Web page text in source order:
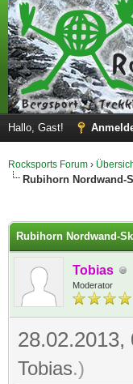
Hallo, Gast!
Rocksports Forum ›
Rubihorn Nordwand-
Rubihorn Nordwand-
Tobias
Moderator
28.02.2013,
Tobias.)